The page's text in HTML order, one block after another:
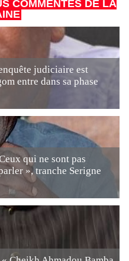
COMMENTÉS DE LA
judiciaire est
entre dans sa phase
qui ne sont pas
», tranche Serigne